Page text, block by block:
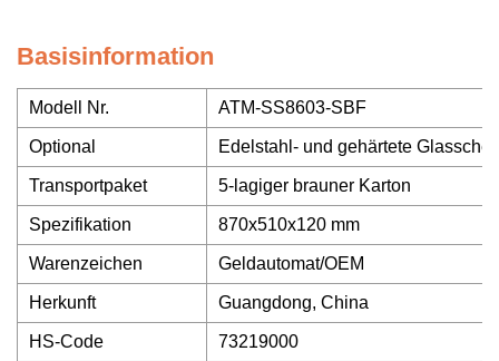
Basisinformation
Modell Nr. ATM-SS8603-SBF
Optional Edelstahl- und gehärtete
Transportpaket 5-lagiger brauner Karton
Spezifikation 870x510x120 mm
Warenzeichen Geldautomat/OEM
Herkunft Guangdong, China
HS-Code 73219000